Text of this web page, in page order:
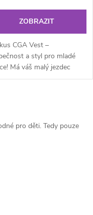
ZOBRAZIT
CGA Vest –
a styl pro mladé
Má váš malý jezdec
energii? 💥 Nechte
pro děti. Tedy pouze